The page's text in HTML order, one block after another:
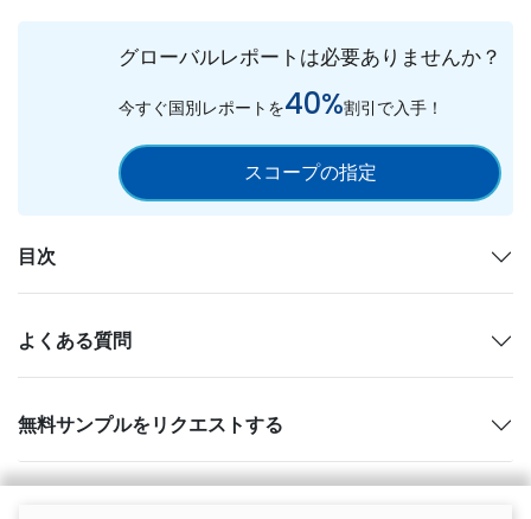
グローバルレポートは必要ありませんか？
今すぐ国別レポートを40%割引で入手！
スコープの指定
目次
よくある質問
無料サンプルをリクエストする